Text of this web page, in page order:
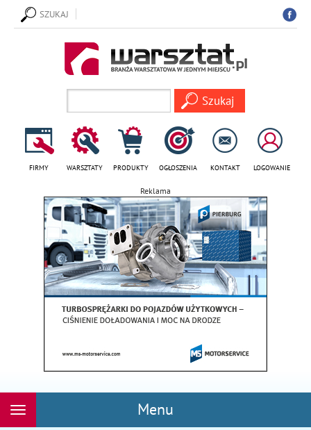
SZUKAJ
FIRMY WARSZTATY PRODUKTY OGŁOSZENIA KONTAKT LOGOWANIE
Reklama
Menu
Rozwiń